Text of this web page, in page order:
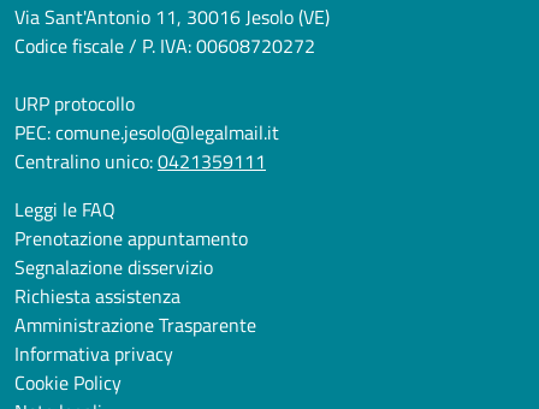
Via Sant'Antonio 11, 30016 Jesolo (VE)
Codice fiscale / P. IVA: 00608720272
URP protocollo
PEC:comune.jesolo@legalmail.it
Centralino unico:0421359111
Leggi le FAQ
Prenotazione appuntamento
Segnalazione disservizio
Richiesta assistenza
Amministrazione Trasparente
Informativa privacy
Cookie Policy